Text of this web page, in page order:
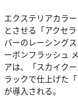
エクステリアカラ
とさせる「アクセ
バーのレーシング
ーボンフラッシュ
アは、「スカイク
ラックで仕上げた
が導入される。